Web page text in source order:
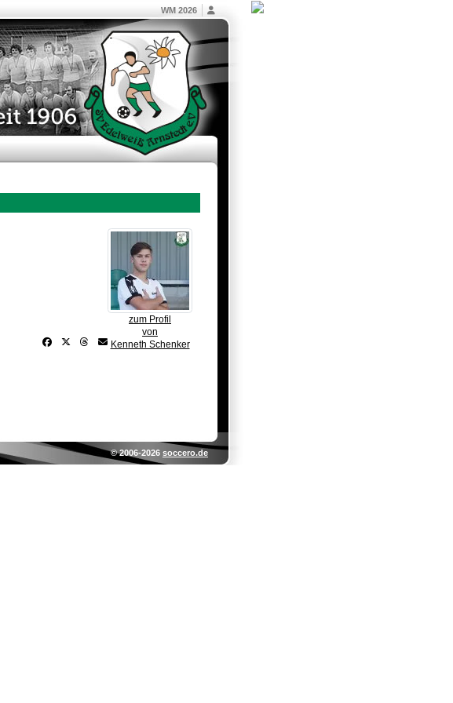
WM 2026
zum Profil
von
Kenneth Schenker
© 2006-2026 soccero.de